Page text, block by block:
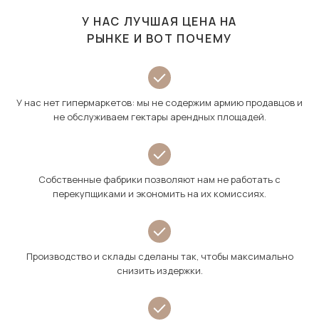
У НАС ЛУЧШАЯ ЦЕНА НА
РЫНКЕ И ВОТ ПОЧЕМУ
У нас нет гипермаркетов: мы не содержим армию продавцов и
не обслуживаем гектары арендных площадей.
Собственные фабрики позволяют нам не работать с
перекупщиками и экономить на их комиссиях.
Производство и склады сделаны так, чтобы максимально
снизить издержки.